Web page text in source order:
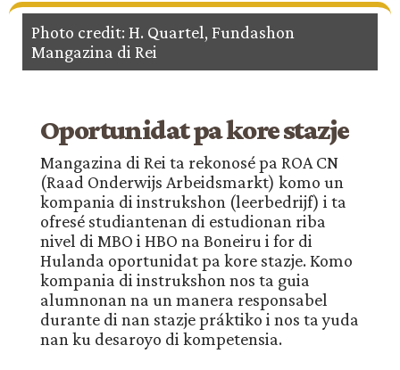
Photo credit: H. Quartel, Fundashon
Mangazina di Rei
Oportunidat pa kore stazje
Mangazina di Rei ta rekonosé pa ROA CN
(Raad Onderwijs Arbeidsmarkt) komo un
kompania di instrukshon (leerbedrijf) i ta
ofresé studiantenan di estudionan riba
nivel di MBO i HBO na Boneiru i for di
Hulanda oportunidat pa kore stazje. Komo
kompania di instrukshon nos ta guia
alumnonan na un manera responsabel
durante di nan stazje práktiko i nos ta yuda
nan ku desaroyo di kompetensia.